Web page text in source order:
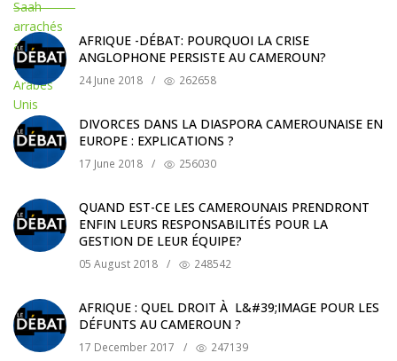
AFRIQUE -DÉBAT: POURQUOI LA CRISE
ANGLOPHONE PERSISTE AU CAMEROUN?
24 June 2018 / 262658
DIVORCES DANS LA DIASPORA CAMEROUNAISE EN
EUROPE : EXPLICATIONS ?
17 June 2018 / 256030
QUAND EST-CE LES CAMEROUNAIS PRENDRONT
ENFIN LEURS RESPONSABILITÉS POUR LA
GESTION DE LEUR ÉQUIPE?
05 August 2018 / 248542
AFRIQUE : QUEL DROIT À L&#39;IMAGE POUR LES
DÉFUNTS AU CAMEROUN ?
17 December 2017 / 247139